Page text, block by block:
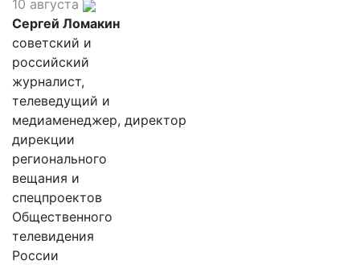
10 августа
Сергей Ломакин
советский и
российский
журналист,
телеведущий и
медиаменеджер, директор
дирекции
регионального
вещания и
спецпроектов
Общественного
телевидения
России